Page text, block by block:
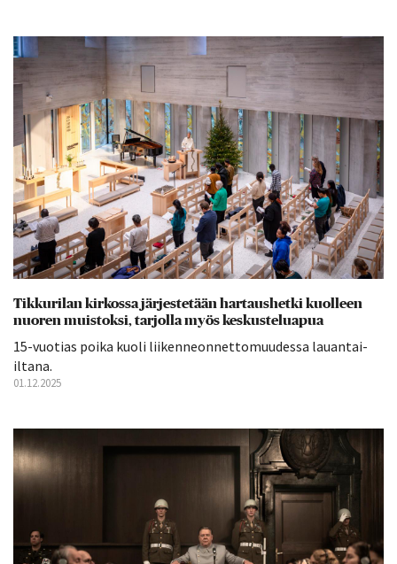
Tikkurilan kirkossa järjestetään hartaushetki kuolleen
nuoren muistoksi, tarjolla myös keskusteluapua
15-vuotias poika kuoli liikenneonnettomuudessa lauantai-
iltana.
01.12.2025